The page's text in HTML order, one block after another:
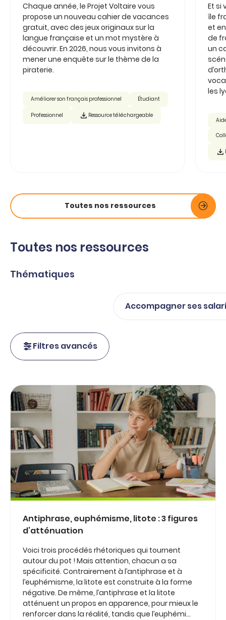
Chaque année, le Projet Voltaire vous
propose un nouveau cahier de vacances
gratuit, avec des jeux originaux sur la
langue française et un mot mystère à
découvrir. En 2026, nous vous invitons à
mener une enquête sur le thème de la
piraterie.
Améliorer son français professionnel Étudiant
Professionnel Ressource téléchargeable
Et si
île
et
de
un
les
Toutes nos ressources
Toutes nos ressources
Thématiques
Accompagner ses
Filtres avancés
Antiphrase, euphémisme, litote : 3 figures
d’atténuation
Voici trois procédés rhétoriques qui tournent
autour du pot ! Mais attention, chacun a sa
spécificité. Contrairement à l’antiphrase et à
l’euphémisme, la litote est construite à la forme
négative. De même, l’antiphrase et la litote
atténuent un propos en apparence, pour mieux le
renforcer dans la réalité, tandis que l’euphémi...